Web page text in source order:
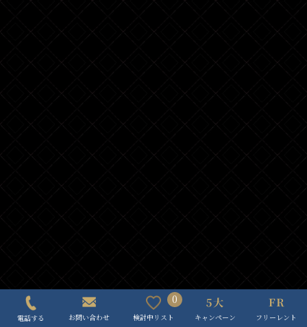
電話する お問い合わせ
0
検討中リスト キャンペーン フリーレント